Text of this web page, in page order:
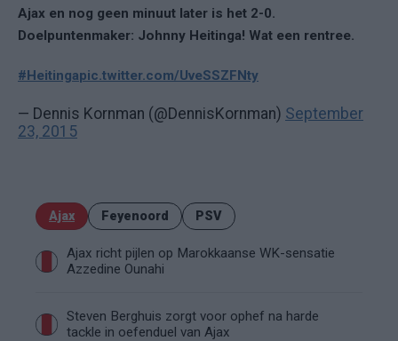
Ajax en nog geen minuut later is het 2-0.
Doelpuntenmaker: Johnny Heitinga! Wat een rentree.
#Heitingapic.twitter.com/UveSSZFNty
— Dennis Kornman (@DennisKornman) September
23, 2015
Ajax Feyenoord PSV
Ajax richt pijlen op Marokkaanse WK-sensatie
Azzedine Ounahi
Steven Berghuis zorgt voor ophef na harde
tackle in oefenduel van Ajax